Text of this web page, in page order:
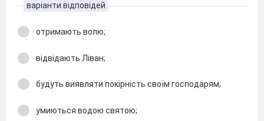
варіанти відповідей
отримають волю;
відвідають Ліван;
будуть виявляти покірність своїм господарям;
умиються водою святою;